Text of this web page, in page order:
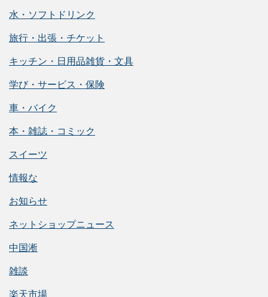
水・ソフトドリンク
旅行・出張・チケット
キッチン・日用品雑貨・文具
学び・サービス・保険
車・バイク
本・雑誌・コミック
スイーツ
情報な
お知らせ
ネットショップニュース
中国淅
雑談
楽天市場